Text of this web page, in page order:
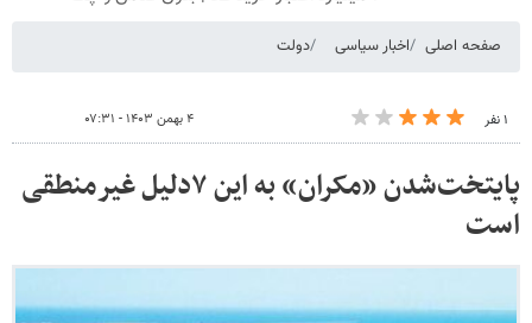
صفحه اصلی اخبار سیاسی دولت
۱ نفر ۴ بهمن ۱۴۰۳ - ۰۷:۳۱
پایتخت‌شدن «مکران» به این ۷دلیل غیرمنطقی
است